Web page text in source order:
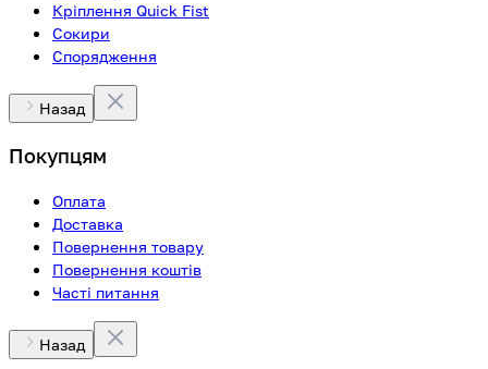
Кріплення Quick Fist
Сокири
Спорядження
Назад
Покупцям
Оплата
Доставка
Повернення товару
Повернення коштів
Часті питання
Назад